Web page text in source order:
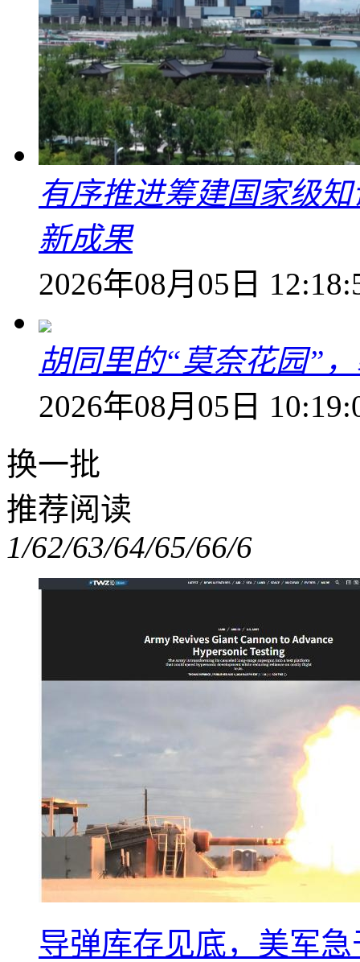
有序推进筹建国家级
新成果
2026年08月05日
胡同里的“莫奈花园”
2026年08月05日
换一批
推荐阅读
1/62/63/64/65/66/6
导弹库存见底，美军